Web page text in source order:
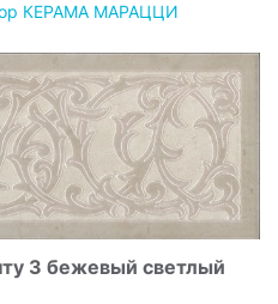
КЕРАМА МАРАЦЦИ
3 бежевый светлый